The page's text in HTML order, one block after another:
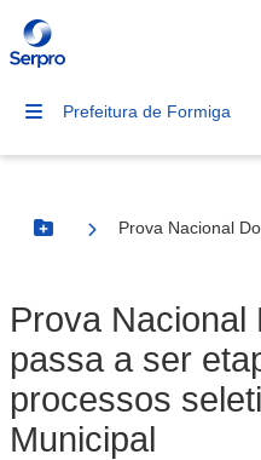
Prefeitura de Formiga
Botão Menu
Prova Nacional
Prova Nacional
passa a ser
processos
Municipal